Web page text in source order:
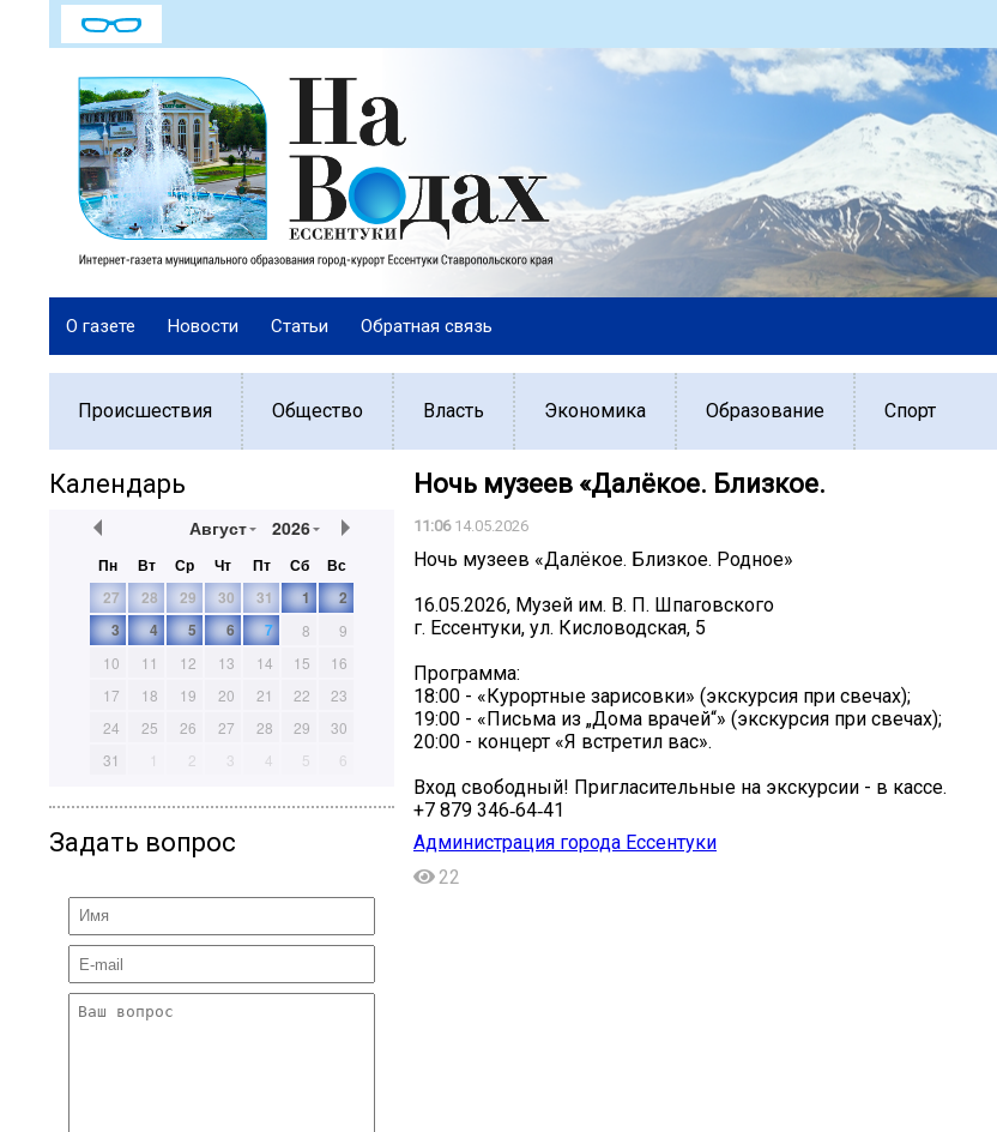
О газете Новости Статьи Обратная связь
Происшествия Общество Власть Экономика Образование Спорт
Календарь
Август 2026
Пн Вт Ср Чт Пт Сб
Вс
27
28 29 30 31 1
2
3
4 5 6 7 8
9
10
11 12 13 14 15
16
17
18 19 20 21 22
23
24
25 26 27 28 29
30
31
1 2 3 4 5 6
Задать вопрос
Ночь музеев «Далёкое. Близкое.
11:0614.05.2026
Ночь музеев «Далёкое. Близкое. Родное»
16.05.2026, Музей им. В. П. Шпаговского
г. Ессентуки, ул. Кисловодская, 5
Программа:
18:00 - «Курортные зарисовки» (экскурсия при свечах);
19:00 - «Письма из „Дома врачей“» (экскурсия при свечах);
20:00 - концерт «Я встретил вас».
Вход свободный! Пригласительные на экскурсии - в кассе.
+7 879 346‑64‑41
Администрация города Ессентуки
22